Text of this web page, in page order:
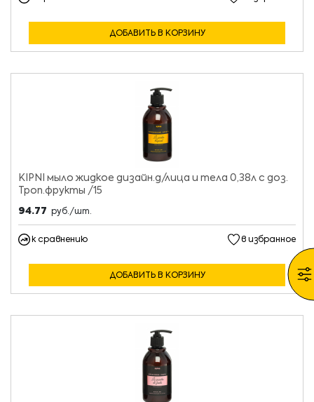
ДОБАВИТЬ В КОРЗИНУ
KIPNI мыло жидкое дизайн.д/лица и тела 0,38л с доз.
Троп.фрукты /15
94.77 руб./шт.
к сравнению в избранное
ДОБАВИТЬ В КОРЗИНУ